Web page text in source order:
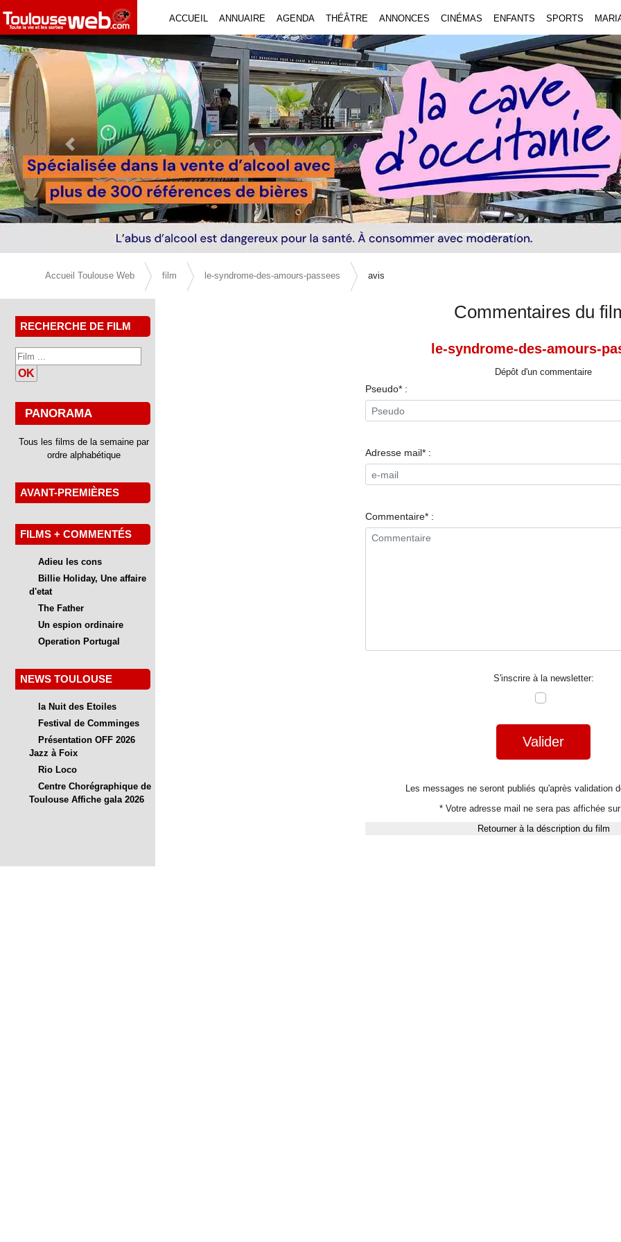
ACCUEIL ANNUAIRE AGENDA THÉÂTRE ANNONCES CINÉMAS ENFANTS SPORTS
Previous Slide
Accueil Toulouse Web film le-syndrome-des-amours-passees avis
RECHERCHE DE FILM
OK
PANORAMA
Tous les films de la semaine par
ordre alphabétique
AVANT-PREMIÈRES
FILMS + COMMENTÉS
Adieu les cons
Billie Holiday, Une affaire
d'etat
The Father
Un espion ordinaire
Operation Portugal
NEWS TOULOUSE
la Nuit des Etoiles
Festival de Comminges
Présentation OFF 2026
Jazz à Foix
Rio Loco
Centre Chorégraphique de
Toulouse Affiche gala 2026
Commentaires du
le-syndrome-des-amours-
Dépôt d'un commentaire
Pseudo* :
Adresse mail* :
Commentaire* :
S'inscrire à la newsletter:
Valider
Les messages ne seront publiés qu'après validation
* Votre adresse mail ne sera pas affichée
Retourner à la déscription du film